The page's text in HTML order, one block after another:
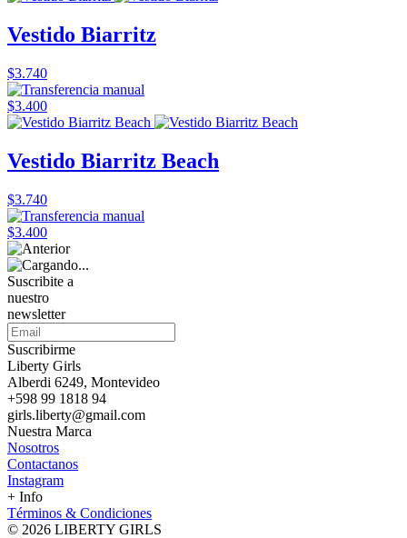
Vestido Biarritz
$3.740
$3.400
Vestido Biarritz Beach
$3.740
$3.400
Suscribite a
nuestro
newsletter
Suscribirme
Liberty Girls
Alberdi 6249, Montevideo
+598 99 1818 94
girls.liberty@gmail.com
Nuestra Marca
Nosotros
Contactanos
Instagram
+ Info
Términos & Condiciones
© 2026 LIBERTY GIRLS